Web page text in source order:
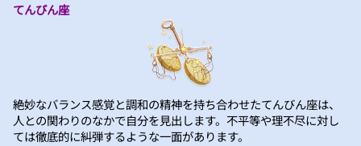
てんびん座
絶妙なバランス感覚と調和の精神を持ち合わせたてんびん座は、
人との関わりのなかで自分を見出します。不平等や理不尽に対し
ては徹底的に糾弾するような一面があります。